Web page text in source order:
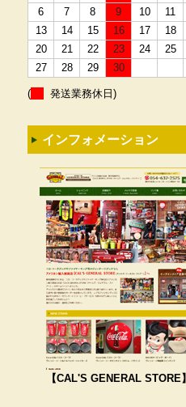
6
7 8 9 10 11
13
14 15 16 17 18
20
21 22 23 24 25
27
28 29 30
( 発送業務休日)
インフォメーション
【CAL'S GENERAL STORE】